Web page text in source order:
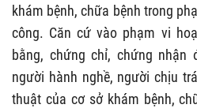
khám bệnh, chữa bệnh trong
công. Căn cứ vào phạm vi
bằng, chứng chỉ, chứng
người hành nghề, người chịu
thuật của cơ sở khám bệnh,